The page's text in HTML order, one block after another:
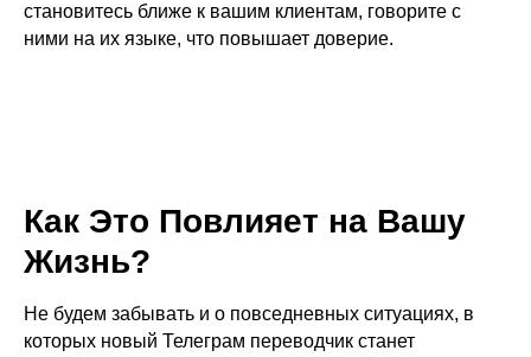
становитесь ближе к вашим клиентам, говорите с
ними на их языке, что повышает доверие.
Как Это Повлияет на Вашу
Жизнь?
Не будем забывать и о повседневных ситуациях, в
которых новый Телеграм переводчик станет